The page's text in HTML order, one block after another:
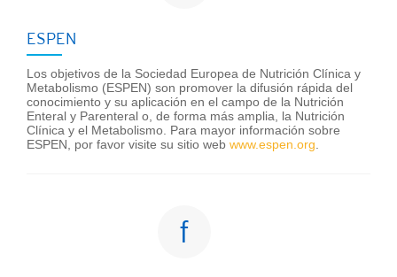
ESPEN
Los objetivos de la Sociedad Europea de Nutrición Clínica y
Metabolismo (ESPEN) son promover la difusión rápida del
conocimiento y su aplicación en el campo de la Nutrición
Enteral y Parenteral o, de forma más amplia, la Nutrición
Clínica y el Metabolismo. Para mayor información sobre
ESPEN, por favor visite su sitio web www.espen.org
f